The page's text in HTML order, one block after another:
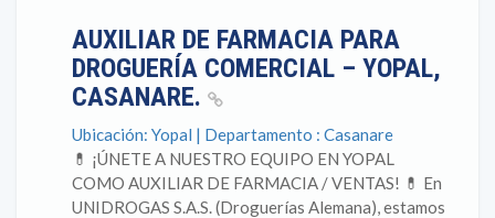
AUXILIAR DE FARMACIA PARA
DROGUERÍA COMERCIAL – YOPAL,
CASANARE.
Ubicación: Yopal | Departamento : Casanare
💊 ¡ÚNETE A NUESTRO EQUIPO EN YOPAL
COMO AUXILIAR DE FARMACIA / VENTAS! 💊 En
UNIDROGAS S.A.S. (Droguerías Alemana), estamos